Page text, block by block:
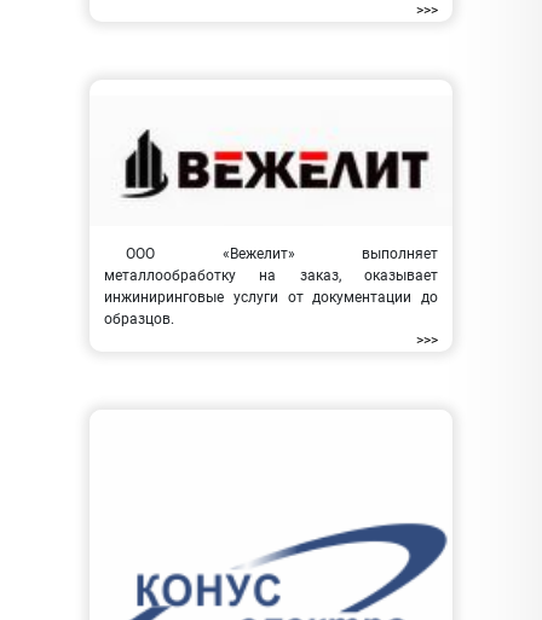
>>>
ООО «Вежелит» выполняет
металлообработку на заказ, оказывает
инжиниринговые услуги от документации до
образцов.
>>>